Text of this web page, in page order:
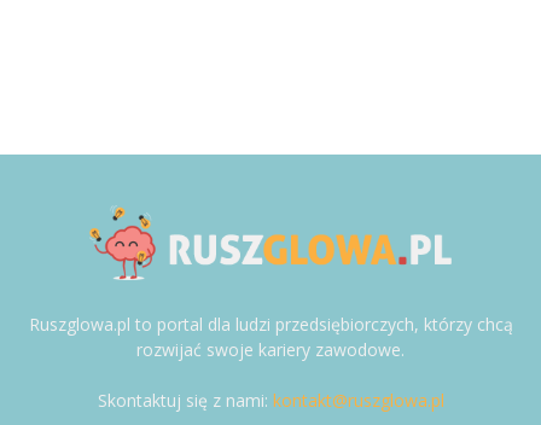
Ruszglowa.pl to portal dla ludzi przedsiębiorczych, którzy chcą
rozwijać swoje kariery zawodowe.
Skontaktuj się z nami: kontakt@ruszglowa.pl